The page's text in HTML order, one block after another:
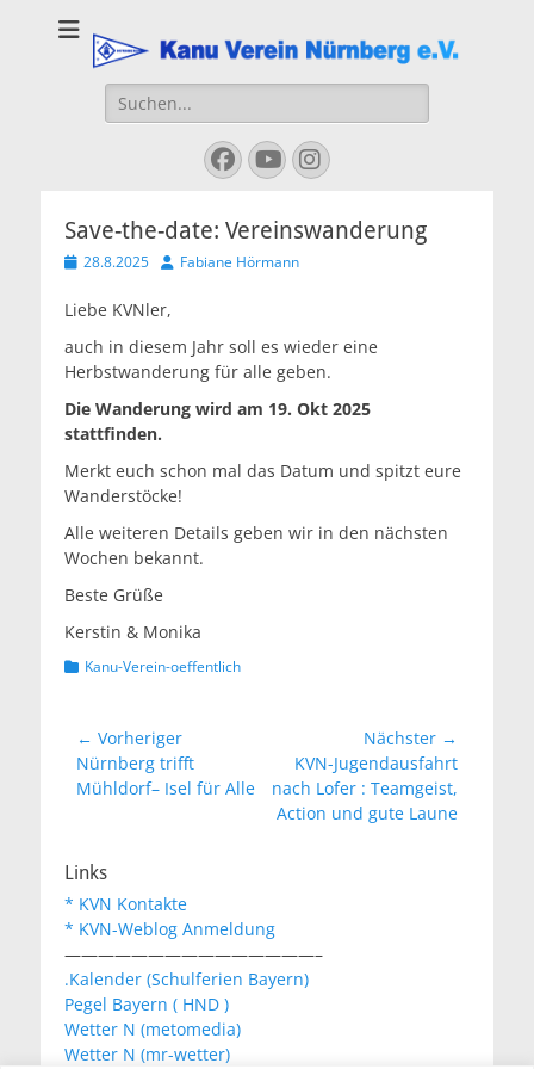
Kanu Verein
Nuernberg
Suchen
nach:
Facebook
YouTube
Instagram
Save-the-date: Vereinswanderung
Veröffentlicht
28.8.2025 AutorFabiane Hörmann
Liebe KVNler,
auch in diesem Jahr soll es wieder eine
Herbstwanderung für alle geben.
Die Wanderung wird am 19. Okt 2025
stattfinden.
Merkt euch schon mal das Datum und spitzt eure
Wanderstöcke!
Alle weiteren Details geben wir in den nächsten
Wochen bekannt.
Beste Grüße
Kerstin & Monika
Kategorien
Kanu-Verein-oeffentlich
Beitragsnavigation
← Vorheriger
Vorheriger
Beitrag:
Nürnberg trifft
Mühldorf– Isel für Alle
Nächster →
Nächster
Beitrag:
KVN-Jugendausfahrt
nach Lofer : Teamgeist,
Action und gute Laune
Links
* KVN Kontakte
* KVN-Weblog Anmeldung
———————————————–
.Kalender (Schulferien Bayern)
Pegel Bayern ( HND )
Wetter N (metomedia)
Wetter N (mr-wetter)